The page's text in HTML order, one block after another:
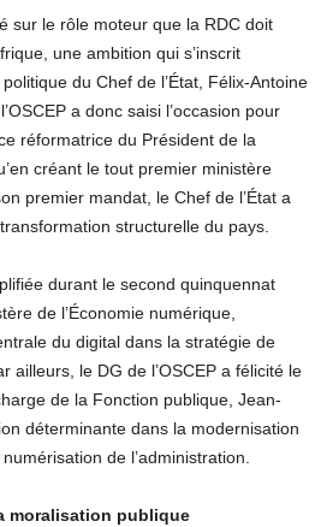
sur le rôle moteur que la RDC doit
une ambition qui s’inscrit
du Chef de l’État, Félix-Antoine
a donc saisi l’occasion pour
réformatrice du Président de la
créant le tout premier ministère
premier mandat, le Chef de l’État a
structurelle du pays.
durant le second quinquennat
de l’Économie numérique,
du digital dans la stratégie de
ailleurs, le DG de l’OSCEP a félicité le
de la Fonction publique, Jean-
déterminante dans la modernisation
de l’administration.
moralisation publique